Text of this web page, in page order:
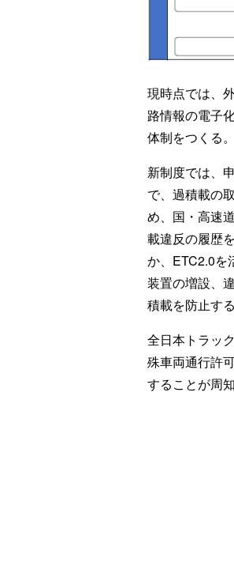
現時点では、
路情報の電子
体制をつくる。
新制度では、
で、過積載の
め、国・高速
載違反の履歴
か、ETC2.0を
装置の増設、
積載を防止す
全日本トラッ
殊車両通行許
することが周